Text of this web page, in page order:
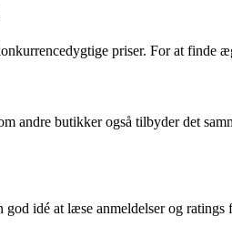
priser. For at
andre butikker også tilbyder det
idé at læse anmeldelser og